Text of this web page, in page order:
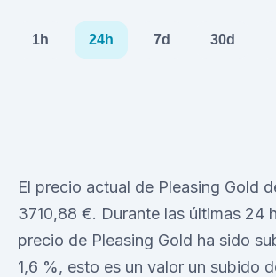
1h 24h 7d 30d
El precio actual de Pleasing Gold
3710,88 €. Durante las últimas 24
precio de Pleasing Gold ha sido
1,6 %, esto es un valor un subido